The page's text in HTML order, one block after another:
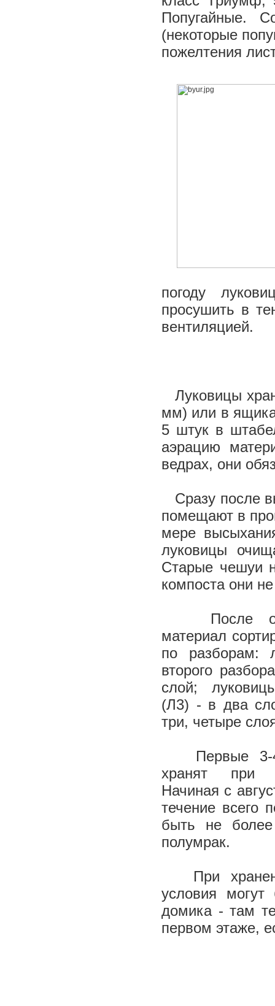
Попугайные.
(некоторые
пожелтения
погоду
просушить в
вентиляцией.
Луковицы
мм) или в
5 штук в
аэрацию
ведрах, они
Сразу после
помещают в
мере
луковицы
Старые чешуи
компоста они
После
материал
по разборам:
второго
слой;
(Л3) - в два
три, четыре
Первые 3-4
хранят при
Начиная с
течение всего
быть не
полумрак.
При
условия
домика - там
первом этаже,